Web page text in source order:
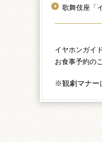
歌舞伎座「
イヤホンガイ
お食事予約の
※観劇マナー